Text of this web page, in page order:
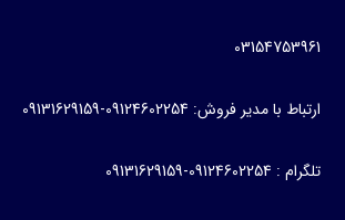
با مدیر فروش: 09124602254-09131629159
09131629159